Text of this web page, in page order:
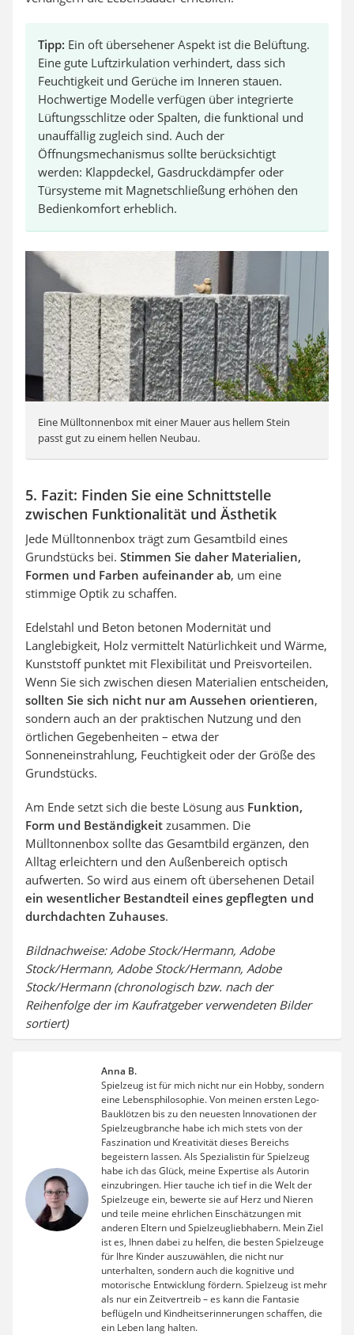
Tipp: Ein oft übersehener Aspekt ist die Belüftung.
Eine gute Luftzirkulation verhindert, dass sich
Feuchtigkeit und Gerüche im Inneren stauen.
Hochwertige Modelle verfügen über integrierte
Lüftungsschlitze oder Spalten, die funktional und
unauffällig zugleich sind. Auch der
Öffnungsmechanismus sollte berücksichtigt
werden: Klappdeckel, Gasdruckdämpfer oder
Türsysteme mit Magnetschließung erhöhen den
Bedienkomfort erheblich.
Eine Mülltonnenbox mit einer Mauer aus hellem Stein
passt gut zu einem hellen Neubau.
5. Fazit: Finden Sie eine Schnittstelle
zwischen Funktionalität und Ästhetik
Jede Mülltonnenbox trägt zum Gesamtbild eines
Grundstücks bei. Stimmen Sie daher Materialien,
Formen und Farben aufeinander ab, um eine
stimmige Optik zu schaffen.
Edelstahl und Beton betonen Modernität und
Langlebigkeit, Holz vermittelt Natürlichkeit und Wärme,
Kunststoff punktet mit Flexibilität und Preisvorteilen.
Wenn Sie sich zwischen diesen Materialien entscheiden,
sollten Sie sich nicht nur am Aussehen orientieren,
sondern auch an der praktischen Nutzung und den
örtlichen Gegebenheiten – etwa der
Sonneneinstrahlung, Feuchtigkeit oder der Größe des
Grundstücks.
Am Ende setzt sich die beste Lösung aus Funktion,
Form und Beständigkeit zusammen. Die
Mülltonnenbox sollte das Gesamtbild ergänzen, den
Alltag erleichtern und den Außenbereich optisch
aufwerten. So wird aus einem oft übersehenen Detail
ein wesentlicher Bestandteil eines gepflegten und
durchdachten Zuhauses.
Bildnachweise: Adobe Stock/Hermann, Adobe
Stock/Hermann, Adobe Stock/Hermann, Adobe
Stock/Hermann (chronologisch bzw. nach der
Reihenfolge der im Kaufratgeber verwendeten Bilder
sortiert)
Anna B.
Spielzeug ist für mich nicht nur ein Hobby, sondern
eine Lebensphilosophie. Von meinen ersten Lego-
Bauklötzen bis zu den neuesten Innovationen der
Spielzeugbranche habe ich mich stets von der
Faszination und Kreativität dieses Bereichs
begeistern lassen. Als Spezialistin für Spielzeug
habe ich das Glück, meine Expertise als Autorin
einzubringen. Hier tauche ich tief in die Welt der
Spielzeuge ein, bewerte sie auf Herz und Nieren
und teile meine ehrlichen Einschätzungen mit
anderen Eltern und Spielzeugliebhabern. Mein Ziel
ist es, Ihnen dabei zu helfen, die besten Spielzeuge
für Ihre Kinder auszuwählen, die nicht nur
unterhalten, sondern auch die kognitive und
motorische Entwicklung fördern. Spielzeug ist mehr
als nur ein Zeitvertreib – es kann die Fantasie
beflügeln und Kindheitserinnerungen schaffen, die
ein Leben lang halten.